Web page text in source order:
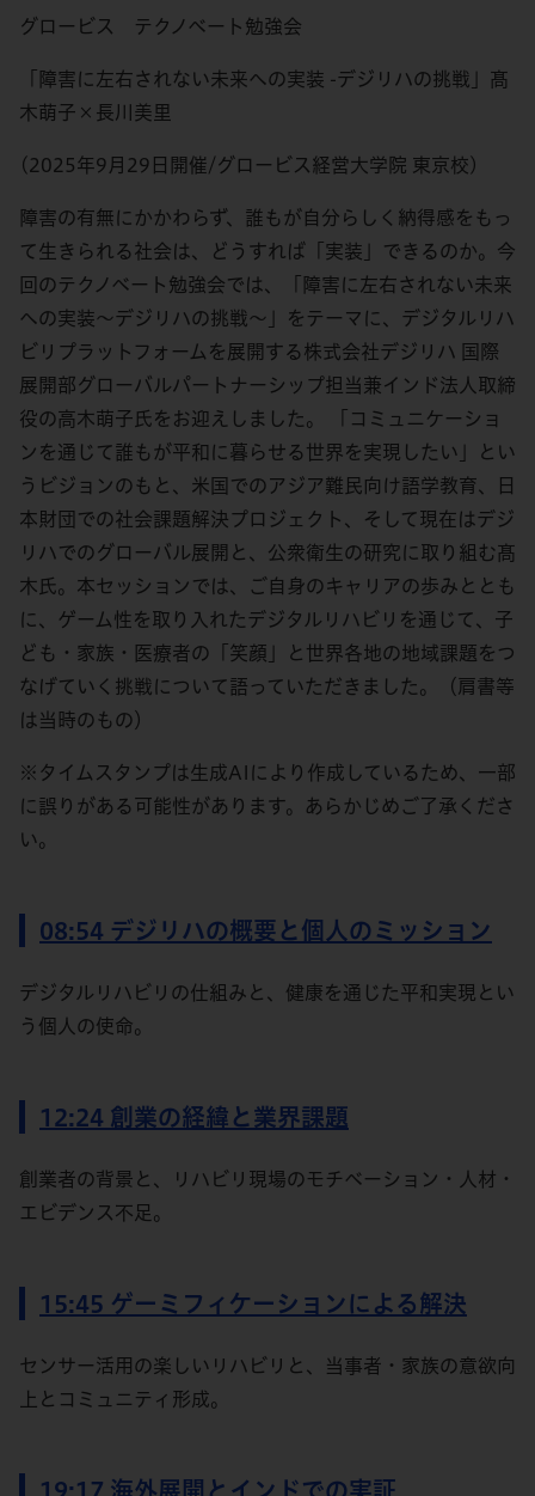
グロービス テクノベート勉強会
「障害に左右されない未来への実装 -デジリハの挑戦」髙
木萌子×長川美里
(2025年9月29日開催/グロービス経営大学院 東京校)
障害の有無にかかわらず、誰もが自分らしく納得感をもっ
て生きられる社会は、どうすれば「実装」できるのか。今
回のテクノベート勉強会では、「障害に左右されない未来
への実装〜デジリハの挑戦〜」をテーマに、デジタルリハ
ビリプラットフォームを展開する株式会社デジリハ 国際
展開部グローバルパートナーシップ担当兼インド法人取締
役の高木萌子氏をお迎えしました。 「コミュニケーショ
ンを通じて誰もが平和に暮らせる世界を実現したい」とい
うビジョンのもと、米国でのアジア難民向け語学教育、日
本財団での社会課題解決プロジェクト、そして現在はデジ
リハでのグローバル展開と、公衆衛生の研究に取り組む髙
木氏。本セッションでは、ご自身のキャリアの歩みととも
に、ゲーム性を取り入れたデジタルリハビリを通じて、子
ども・家族・医療者の「笑顔」と世界各地の地域課題をつ
なげていく挑戦について語っていただきました。（肩書等
は当時のもの）
※タイムスタンプは生成AIにより作成しているため、一部
に誤りがある可能性があります。あらかじめご了承くださ
い。
08:54 デジリハの概要と個人のミッション
デジタルリハビリの仕組みと、健康を通じた平和実現とい
う個人の使命。
12:24 創業の経緯と業界課題
創業者の背景と、リハビリ現場のモチベーション・人材・
エビデンス不足。
15:45 ゲーミフィケーションによる解決
センサー活用の楽しいリハビリと、当事者・家族の意欲向
上とコミュニティ形成。
19:17 海外展開とインドでの実証